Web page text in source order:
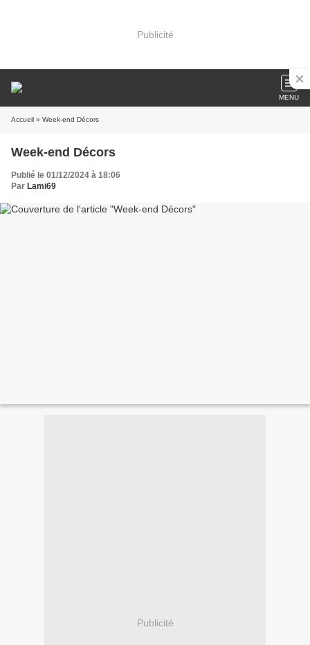
Publicité
MENU
Accueil » Week-end Décors
Week-end Décors
Publié le 01/12/2024 à 18:06
Par Lami69
Publicité